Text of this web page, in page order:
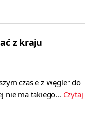
z kraju
czasie z Węgier do
nie ma takiego… Czytaj